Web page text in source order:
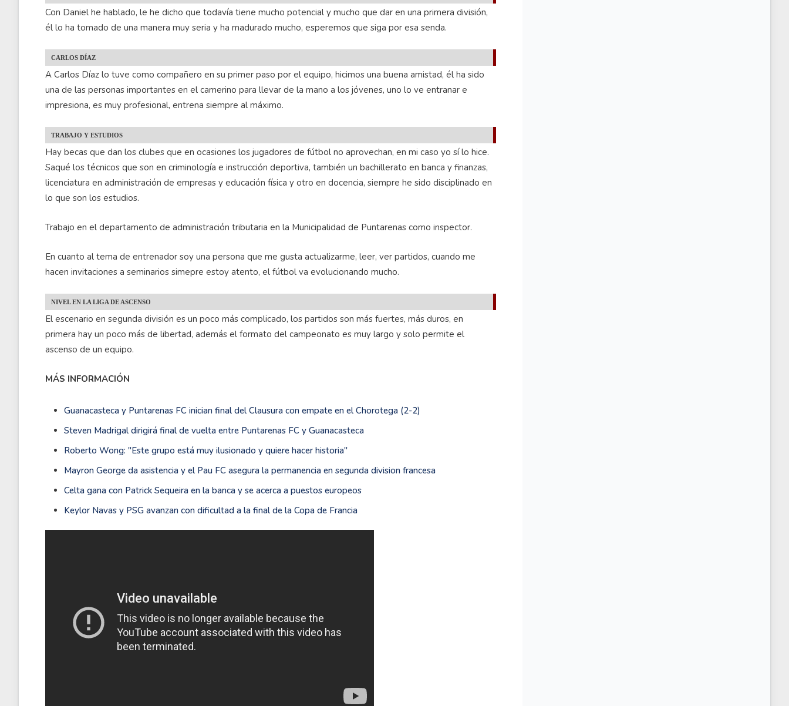
Con Daniel he hablado, le he dicho que todavía tiene mucho potencial y mucho que dar en una primera división,
él lo ha tomado de una manera muy seria y ha madurado mucho, esperemos que siga por esa senda.
CARLOS DÍAZ
A Carlos Díaz lo tuve como compañero en su primer paso por el equipo, hicimos una buena amistad, él ha sido
una de las personas importantes en el camerino para llevar de la mano a los jóvenes, uno lo ve entranar e
impresiona, es muy profesional, entrena siempre al máximo.
TRABAJO Y ESTUDIOS
Hay becas que dan los clubes que en ocasiones los jugadores de fútbol no aprovechan, en mi caso yo sí lo hice.
Saqué los técnicos que son en criminología e instrucción deportiva, también un bachillerato en banca y finanzas,
licenciatura en administración de empresas y educación física y otro en docencia, siempre he sido disciplinado en
lo que son los estudios.
Trabajo en el departamento de administración tributaria en la Municipalidad de Puntarenas como inspector.
En cuanto al tema de entrenador soy una persona que me gusta actualizarme, leer, ver partidos, cuando me
hacen invitaciones a seminarios simepre estoy atento, el fútbol va evolucionando mucho.
NIVEL EN LA LIGA DE ASCENSO
El escenario en segunda división es un poco más complicado, los partidos son más fuertes, más duros, en
primera hay un poco más de libertad, además el formato del campeonato es muy largo y solo permite el
ascenso de un equipo.
MÁS INFORMACIÓN
Guanacasteca y Puntarenas FC inician final del Clausura con empate en el Chorotega (2-2)
Steven Madrigal dirigirá final de vuelta entre Puntarenas FC y Guanacasteca
Roberto Wong: ''Este grupo está muy ilusionado y quiere hacer historia''
Mayron George da asistencia y el Pau FC asegura la permanencia en segunda division francesa
Celta gana con Patrick Sequeira en la banca y se acerca a puestos europeos
Keylor Navas y PSG avanzan con dificultad a la final de la Copa de Francia